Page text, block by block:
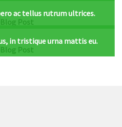
ac tellus rutrum ultrices.
in tristique urna mattis eu.